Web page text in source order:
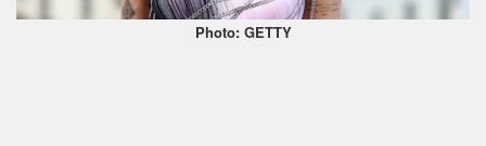
Photo: GETTY